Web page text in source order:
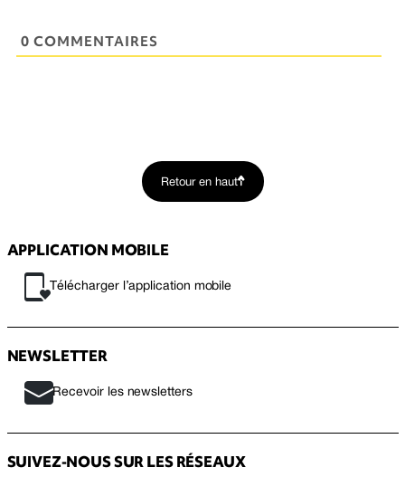
0 COMMENTAIRES
Retour en haut
APPLICATION MOBILE
Télécharger l’application mobile
NEWSLETTER
Recevoir les newsletters
SUIVEZ-NOUS SUR LES RÉSEAUX